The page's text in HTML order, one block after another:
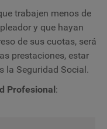
trabajen menos de
y que hayan
de sus cuotas, será
prestaciones, estar
la Seguridad Social.
Profesional: